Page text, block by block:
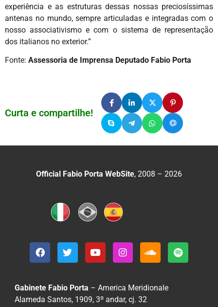
experiência e as estruturas dessas nossas preciosíssimas
antenas no mundo, sempre articuladas e integradas com o
nosso associativismo e com o sistema de representação
dos italianos no exterior.”
Fonte: Assessoria de Imprensa Deputado Fabio Porta
Curta e compartilhe!
Official Fabio Porta WebSite, 2008 – 2026
Gabinete Fabio Porta – America Meridionale
Alameda Santos, 1909, 3º andar, cj. 32